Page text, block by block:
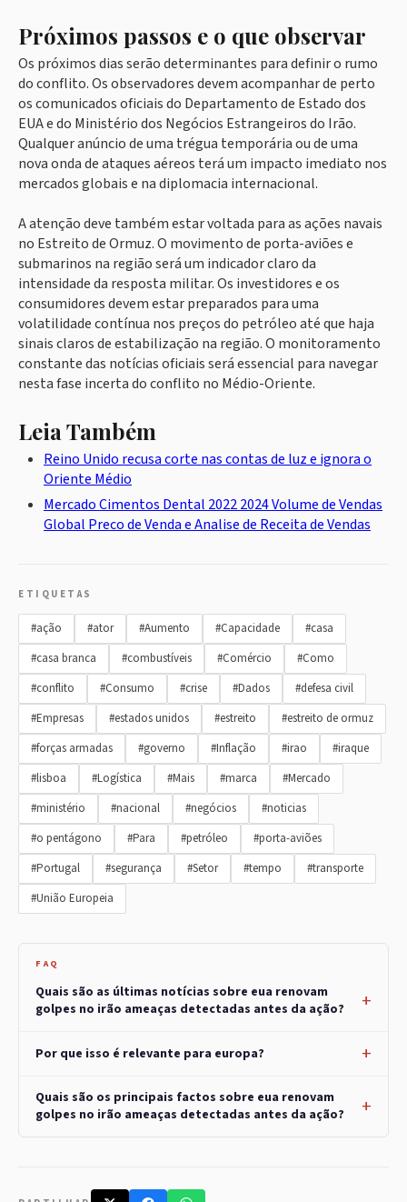
Próximos passos e o que observar
Os próximos dias serão determinantes para definir o rumo
do conflito. Os observadores devem acompanhar de perto
os comunicados oficiais do Departamento de Estado dos
EUA e do Ministério dos Negócios Estrangeiros do Irão.
Qualquer anúncio de uma trégua temporária ou de uma
nova onda de ataques aéreos terá um impacto imediato nos
mercados globais e na diplomacia internacional.
A atenção deve também estar voltada para as ações navais
no Estreito de Ormuz. O movimento de porta-aviões e
submarinos na região será um indicador claro da
intensidade da resposta militar. Os investidores e os
consumidores devem estar preparados para uma
volatilidade contínua nos preços do petróleo até que haja
sinais claros de estabilização na região. O monitoramento
constante das notícias oficiais será essencial para navegar
nesta fase incerta do conflito no Médio-Oriente.
Leia Também
Reino Unido recusa corte nas contas de luz e ignora o
Oriente Médio
Mercado Cimentos Dental 2022 2024 Volume de Vendas
Global Preco de Venda e Analise de Receita de Vendas
ETIQUETAS
#ação #ator #Aumento #Capacidade
#casa
#casa branca
#combustíveis #Comércio
#Como
#conflito
#Consumo #crise #Dados
#defesa civil
#Empresas
#estados unidos #estreito
#estreito de ormuz
#forças armadas
#governo #Inflação #irao
#iraque
#lisboa
#Logística #Mais #marca
#Mercado
#ministério
#nacional #negócios
#noticias
#o pentágono
#Para #petróleo
#porta-aviões
#Portugal
#segurança #Setor #tempo
#transporte
#União Europeia
FAQ
Quais são as últimas notícias sobre eua renovam
golpes no irão ameaças detectadas antes da ação?
Por que isso é relevante para europa?
Quais são os principais factos sobre eua renovam
golpes no irão ameaças detectadas antes da ação?